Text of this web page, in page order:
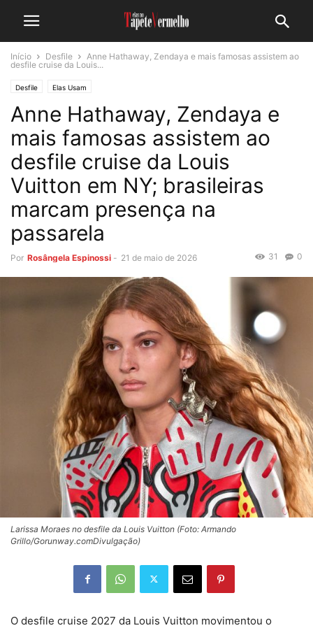
Início Desfile
Anne Hathaway, Zendaya e mais famosas assistem ao
desfile cruise da Louis...
Desfile Elas Usam
Anne Hathaway, Zendaya e
mais famosas assistem ao
desfile cruise da Louis
Vuitton em NY; brasileiras
marcam presença na
passarela
Por Rosângela Espinossi - 21 de maio de 2026 0
31
Larissa Moraes no desfile da Louis Vuitton (Foto: Armando
Grillo/Gorunway.comDivulgação)
O desfile cruise 2027 da Louis Vuitton movimentou o